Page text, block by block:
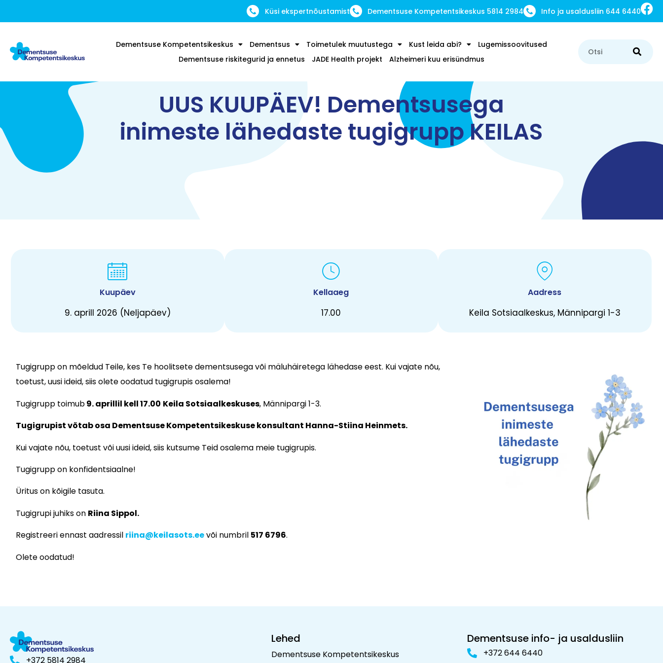
Info ja usaldusliin 644 6440
Dementsuse Kompetentsikeskus 5814 2984
Küsi ekspertnõustamist
Dementsuse Kompetentsikeskus Dementsus Toimetulek muutustega Kust leida abi?
Lugemissoovitused
Dementsuse riskitegurid ja ennetus
JADE Health projekt Alzheimeri kuu erisündmus
UUS KUUPÄEV! Dementsusega
inimeste lähedaste tugigrupp KEILAS
Kuupäev
9. aprill 2026 (Neljapäev)
Kellaaeg
17.00
Aadress
Keila Sotsiaalkeskus, Männipargi 1-3
Tugigrupp on mõeldud Teile, kes Te hoolitsete dementsusega või mäluhäiretega lähedase eest. Kui vajate nõu,
toetust, uusi ideid, siis olete oodatud tugigrupis osalema!
Tugigrupp toimub9. aprillil kell 17.00 Keila Sotsiaalkeskuses, Männipargi 1-3.
Tugigrupist võtab osa Dementsuse Kompetentsikeskuse konsultant Hanna-Stiina Heinmets.
Kui vajate nõu, toetust või uusi ideid, siis kutsume Teid osalema meie tugigrupis.
Tugigrupp on konfidentsiaalne!
Üritus on kõigile tasuta.
Tugigrupi juhiks on Riina Sippol.
Registreeri ennast aadressil riina@keilasots.eevõi numbril 517 6796.
Olete oodatud!
+372 5814 2984
Lehed
Dementsuse Kompetentsikeskus
Dementsuse info- ja usaldusliin
+372 644 6440